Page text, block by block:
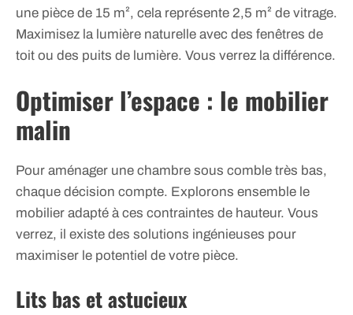
une pièce de 15 m², cela représente 2,5 m² de vitrage.
Maximisez la lumière naturelle avec des fenêtres de
toit ou des puits de lumière. Vous verrez la différence.
Optimiser l’espace : le mobilier
malin
Pour aménager une chambre sous comble très bas,
chaque décision compte. Explorons ensemble le
mobilier adapté à ces contraintes de hauteur. Vous
verrez, il existe des solutions ingénieuses pour
maximiser le potentiel de votre pièce.
Lits bas et astucieux